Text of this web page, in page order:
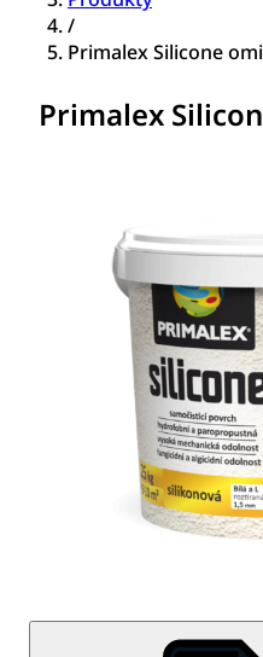
/
Primalex Silicone
Primalex